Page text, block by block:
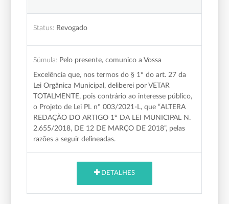
Status: Revogado
Súmula: Pelo presente, comunico a Vossa
Excelência que, nos termos do § 1º do art. 27 da
Lei Orgânica Municipal, deliberei por VETAR
TOTALMENTE, pois contrário ao interesse público,
o Projeto de Lei PL nº 003/2021-L, que “ALTERA
REDAÇÃO DO ARTIGO 1º DA LEI MUNICIPAL N.
2.655/2018, DE 12 DE MARÇO DE 2018”, pelas
razões a seguir delineadas.
DETALHES